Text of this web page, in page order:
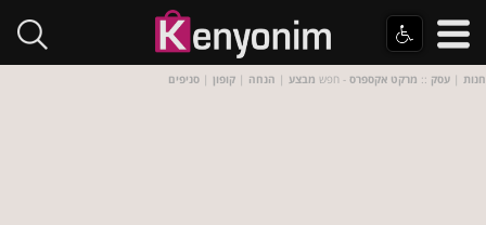
חנות | עסק :: מרקט אקספרס - חפש מבצע | הנחה | קופון | סניפים